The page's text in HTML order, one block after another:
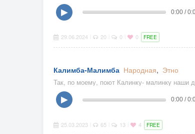
▶ 0:00 /
29.06.2024 20 0 0 FREE
Калимба-Малимба Народная, Этно
Так, по моему, поют Калинку- малинку наши
▶ 0:00 /
25.03.2023 65 13 4 FREE